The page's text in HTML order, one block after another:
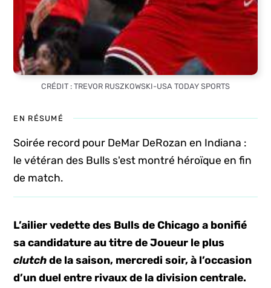
CRÉDIT : TREVOR RUSZKOWSKI-USA TODAY SPORTS
EN RÉSUMÉ
Soirée record pour DeMar DeRozan en Indiana :
le vétéran des Bulls s'est montré héroïque en fin
de match.
L’ailier vedette des Bulls de Chicago a bonifié
sa candidature au titre de Joueur le plus
clutchde la saison, mercredi soir, à l’occasion
d’un duel entre rivaux de la division centrale.